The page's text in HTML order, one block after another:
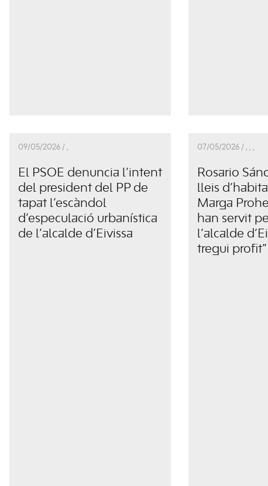
09/05/2026 / ,
El PSOE denuncia l’intent
del president del PP de
tapat l’escàndol
d’especulació urbanística
de l’alcalde d’Eivissa
07/05/2026 / , , ,
Rosario
lleis
Marga
han servit
l’alcalde
tregui profit”